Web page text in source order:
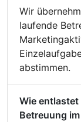
Wir
laufende
abstimmen.
Wie
Betreuung